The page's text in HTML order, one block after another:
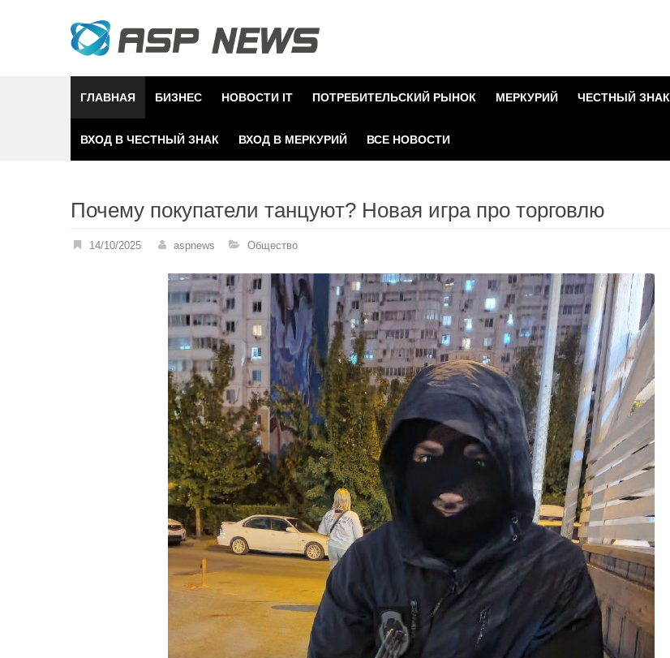
ГЛАВНАЯ БИЗНЕС НОВОСТИ IT ПОТРЕБИТЕЛЬСКИЙ РЫНОК МЕРКУРИЙ ЧЕСТНЫЙ ЗНАК
ВХОД В ЧЕСТНЫЙ ЗНАК ВХОД В МЕРКУРИЙ ВСЕ НОВОСТИ
Почему покупатели танцуют? Новая игра про торговлю
14/10/2025 aspnews Общество